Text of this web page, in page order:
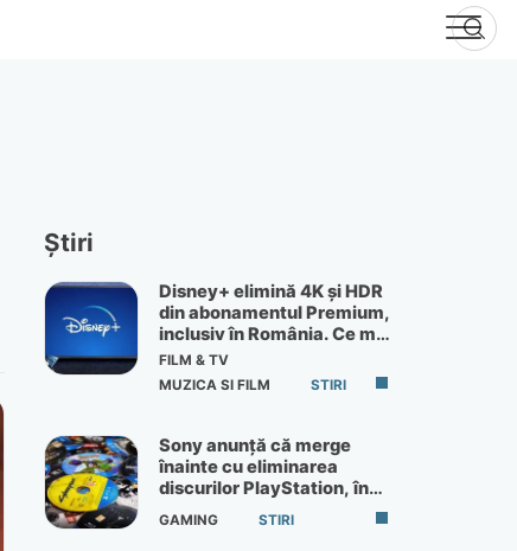
Știri
Disney+ elimină 4K și HDR
din abonamentul Premium,
inclusiv în România. Ce mai
primești de 60 lei pe lună
FILM & TV
MUZICA SI FILM
STIRI
Sony anunță că merge
înainte cu eliminarea
discurilor PlayStation, în
ciuda protestelor
GAMING STIRI